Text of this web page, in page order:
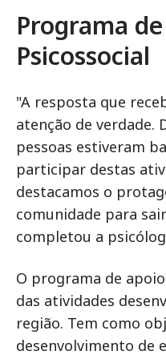
Programa
Psicossocial
"A resposta que
atenção de verdade.
pessoas estiveram
participar destas
destacamos o
comunidade para
completou a
O programa de
das atividades
região. Tem como
desenvolvimento de